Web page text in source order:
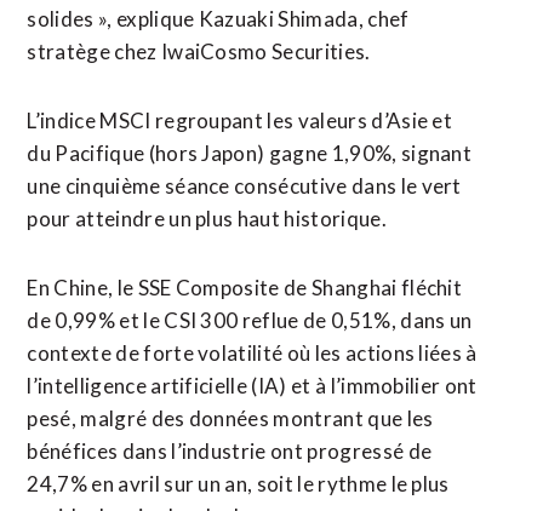
solides », explique Kazuaki Shimada, chef ​
stratège chez IwaiCosmo Securities.
L’indice MSCI regroupant les valeurs d’Asie et
du Pacifique (hors Japon) gagne 1,90%, signant
une cinquième séance consécutive dans le vert
pour atteindre un plus haut historique.
En Chine, le ​SSE Composite de Shanghai fléchit
de 0,99% et le CSI 300 reflue de 0,51%, dans un
contexte de forte volatilité où les actions liées à
l’intelligence artificielle (IA) et à l’immobilier ont
pesé, malgré des données montrant que les
bénéfices dans l’industrie ‌ont progressé de
24,7% en avril sur ​un an, soit le rythme le plus